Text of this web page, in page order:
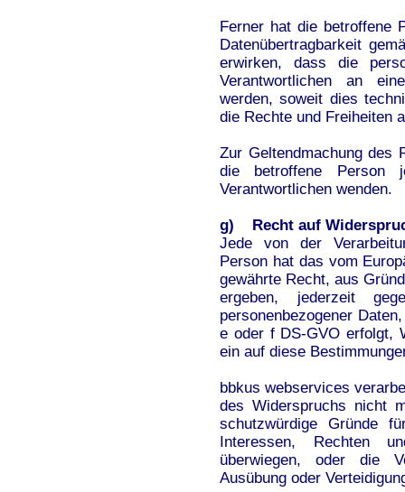
Ferner hat die betroffene
Datenübertragbarkeit
erwirken, dass die
Verantwortlichen an
werden, soweit dies
die Rechte und Freiheiten
Zur Geltendmachung des
die betroffene Person
Verantwortlichen wenden.
g) Recht auf
Jede von der
Person hat das vom
gewährte Recht, aus
ergeben, jederzeit
personenbezogener
e oder f DS-GVO erfolgt,
ein auf diese
bbkus webservices
des Widerspruchs nicht
schutzwürdige Gründe
Interessen, Rechten
überwiegen, oder die
Ausübung oder